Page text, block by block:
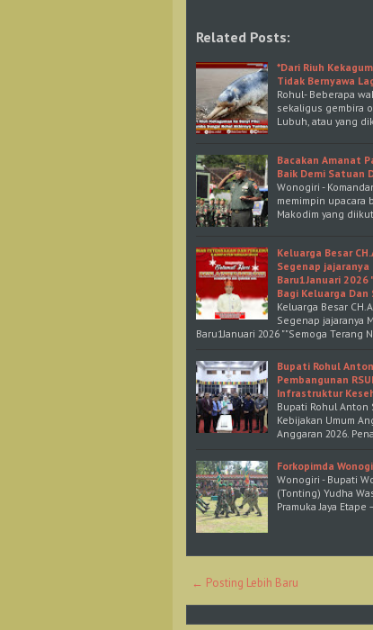
Related Posts:
*Dari Riuh
Tidak Bernyawa
Rohul- Beberapa
sekaligus gembira
Lubuh, atau yang
Bacakan Amanat
Baik Demi Satuan
Wonogiri -
memimpin upacara
Makodim yang
Keluarga Besar
Segenap
Baru1Januari
Bagi Keluarga Dan
Keluarga Besar
Segenap jajaranya
Baru1Januari 2026 ""Semoga Terang
Bupati Rohul
Pembangunan
Infrastruktur
Bupati Rohul Anton
Kebijakan Umum
Anggaran 2026.
Forkopimda
Wonogiri - Bupati
(Tonting) Yudha
Pramuka Jaya
← Posting Lebih Baru